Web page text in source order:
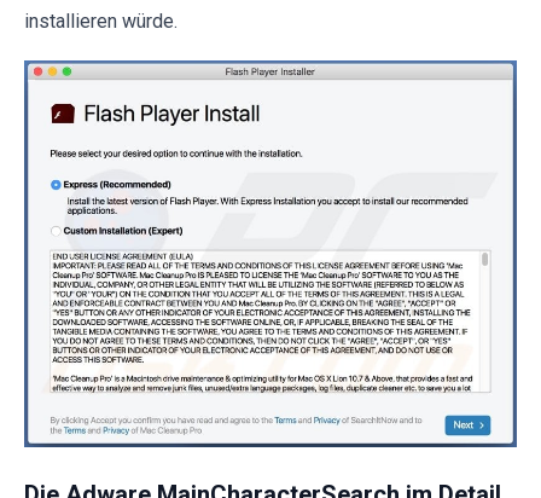
installieren würde.